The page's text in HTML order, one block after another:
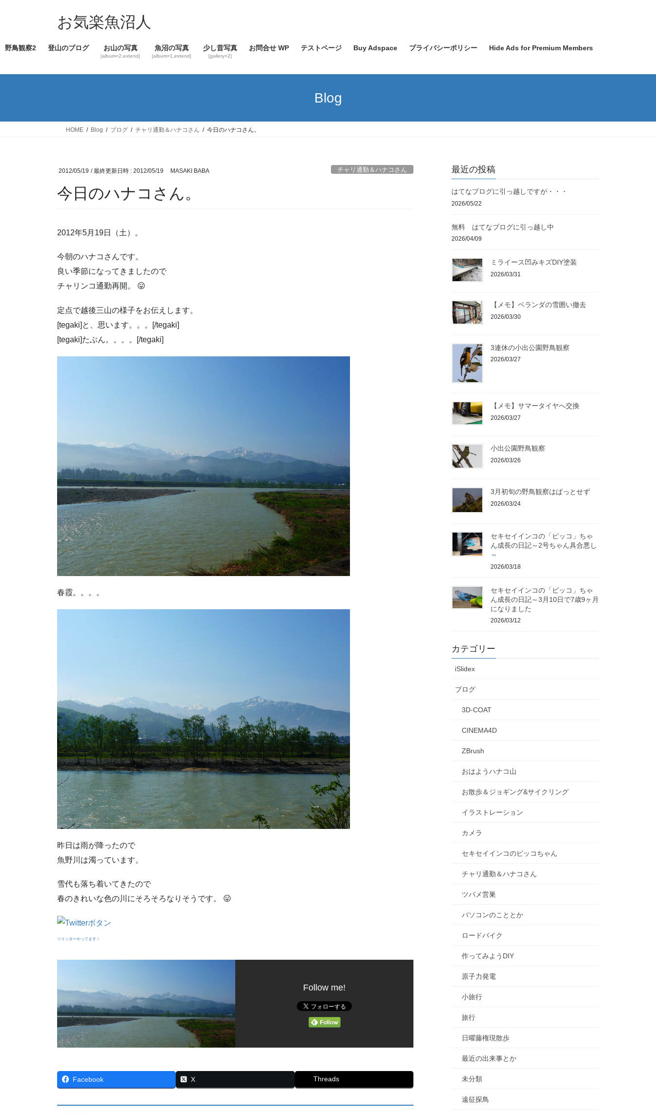
ツ
ス
シ
ン
お気楽魚沼人
野鳥観察2 登山のブログ お山の写真
[album=2,extend]
魚沼の写真
[album=1,extend]
少し昔写真
[gallery=2]
お問合せ WP テストページ Buy Adspace プライバシーポリシー Hide Ads for Premium Members
Blog
HOME Blog ブログ チャリ通勤＆ハナコさん 今日のハナコさん。
2012/05/19 / 最終更新日時 : 2012/05/19 MASAKI BABA チャリ通勤＆ハナコさん
今日のハナコさん。
2012年5月19日（土）。
今朝のハナコさんです。
良い季節になってきましたので
チャリンコ通勤再開。 😛
定点で越後三山の様子をお伝えします。
[tegaki]と、思います。。。[/tegaki]
[tegaki]たぶん。。。。[/tegaki]
春霞。。。。
昨日は雨が降ったので
魚野川は濁っています。
雪代も落ち着いてきたので
春のきれいな色の川にそろそろなりそうです。 😛
ツイッターやってます！
Follow me!
Facebook X Threads
最近の投稿
はてなブログに引っ越しですが・・・
2026/05/22
無料 はてなブログに引っ越し中
2026/04/09
ミライース凹みキズDIY塗装
2026/03/31
【メモ】ベランダの雪囲い撤去
2026/03/30
3連休の小出公園野鳥観察
2026/03/27
【メモ】サマータイヤへ交換
2026/03/27
小出公園野鳥観察
2026/03/26
3月初旬の野鳥観察はぱっとせず
2026/03/24
セキセイインコの「ピッコ」ちゃ
ん成長の日記～2号ちゃん具合悪し
～
2026/03/18
セキセイインコの「ピッコ」ちゃ
ん成長の日記～3月10日で7歳9ヶ月
になりました
2026/03/12
カテゴリー
iSlidex
ブログ
3D-COAT
CINEMA4D
ZBrush
おはようハナコ山
お散歩＆ジョギング&サイクリング
イラストレーション
カメラ
セキセイインコのピッコちゃん
チャリ通勤＆ハナコさん
ツバメ営巣
パソコンのこととか
ロードバイク
作ってみようDIY
原子力発電
小旅行
旅行
日曜藤権現散歩
最近の出来事とか
未分類
遠征探鳥